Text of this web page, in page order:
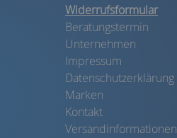
Widerrufsformular
Beratungstermin
Unternehmen
Impressum
Datenschutzerklärung
Marken
Kontakt
Versandinformationen